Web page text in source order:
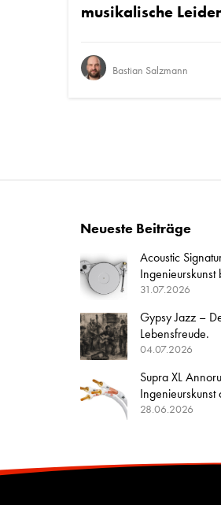
musikalische
Bastian Salzmann
Neueste Beiträge
Acoustic
Ingenieurskunst
31.07.2026
Gypsy Jazz –
Lebensfreude.
04.07.2026
Supra XL
Ingenieurskunst
28.06.2026